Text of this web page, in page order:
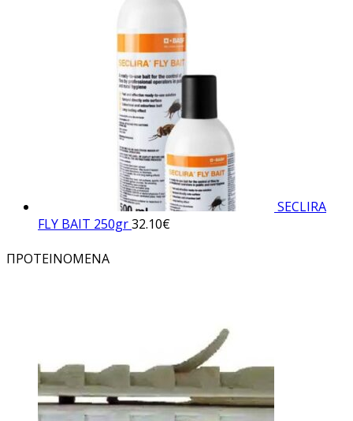
SECLIRA
FLY BAIT 250gr32.10€
ΠΡΟΤΕΙΝΟΜΕΝΑ